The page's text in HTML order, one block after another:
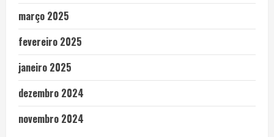
março 2025
fevereiro 2025
janeiro 2025
dezembro 2024
novembro 2024